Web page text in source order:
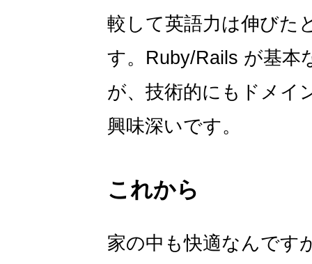
較して英語力は伸びた
す。Ruby/Rails が基本
が、技術的にもドメイ
興味深いです。
これから
家の中も快適なんです